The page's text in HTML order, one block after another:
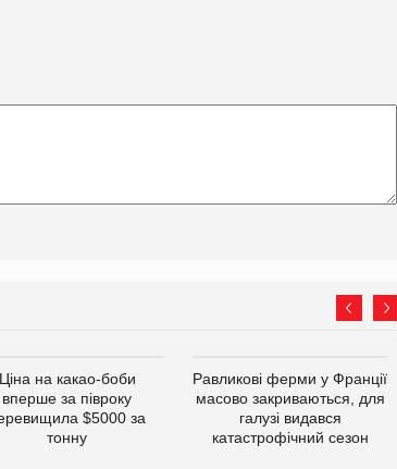
Ціна на какао-боби
вперше за півроку
$5000 за
тонну
Равликові ферми у Франції
масово закриваються, для
галузі видався
катастрофічний сезон